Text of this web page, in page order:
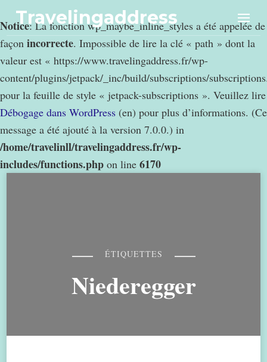
Notice: La fonction wp_maybe_inline_styles a été appelée de
façon incorrecte. Impossible de lire la clé « path » dont la
valeur est « https://www.travelingaddress.fr/wp-
content/plugins/jetpack/_inc/build/subscriptions/
pour la feuille de style « jetpack-subscriptions ». Veuillez lire
Débogage dans WordPress (en) pour plus d’informations. (Ce
message a été ajouté à la version 7.0.0.) in
/home/travelinll/travelingaddress.fr/wp-
includes/functions.php on line 6170
Travelingaddress
ÉTIQUETTES
Niederegger